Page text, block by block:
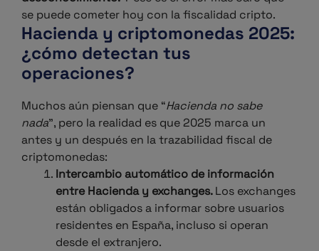
se puede cometer hoy con la fiscalidad cripto.
Hacienda y criptomonedas 2025:
¿cómo detectan tus
operaciones?
Muchos aún piensan que “Hacienda no sabe
nada”, pero la realidad es que 2025 marca un
antes y un después en la trazabilidad fiscal de
criptomonedas:
Intercambio automático de información
entre Hacienda y exchanges.Los exchanges
están obligados a informar sobre usuarios
residentes en España, incluso si operan
desde el extranjero.